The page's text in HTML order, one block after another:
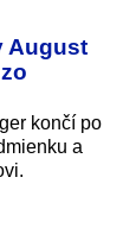
August
končí po
a